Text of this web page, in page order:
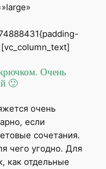
Очень
🙂
очень
если
сочетания.
чего угодно. Для
как отдельные